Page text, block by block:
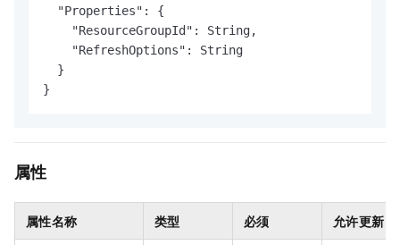
  "Properties": {
    "ResourceGroupId": String,
    "RefreshOptions": String
  }
}
属性
属性名称 类型 必须 允许更新